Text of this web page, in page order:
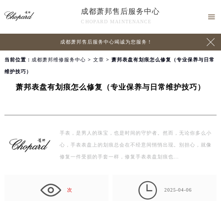
成都萧邦售后服务中心
CHOPARD MAINTENANCE

成都萧邦售后服务中心竭诚为您服务！ 
当前位置： 成都萧邦维修服务中心 > 文章 > 萧邦表盘有划痕怎么修复（专业保养与日常
维护技巧）
萧邦表盘有划痕怎么修复（专业保养与日常维护技巧）
手表，是男人的珠宝，也是时间的守护者。然而，无论你多么小
心，手表表盘上的划痕总会在不经意间悄悄出现。别担心，就像
修复一件受损的手套一样，修复手表表盘划痕也…
次  2025-04-06